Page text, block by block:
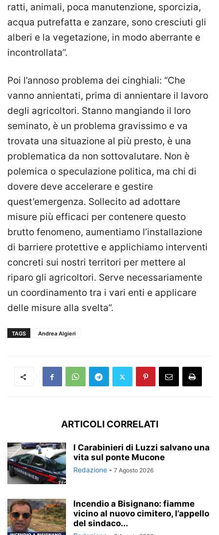
ratti, animali, poca manutenzione, sporcizia,
acqua putrefatta e zanzare, sono cresciuti gli
alberi e la vegetazione, in modo aberrante e
incontrollata”.
Poi l’annoso problema dei cinghiali: “Che
vanno annientati, prima di annientare il lavoro
degli agricoltori. Stanno mangiando il loro
seminato, è un problema gravissimo e va
trovata una situazione al più presto, è una
problematica da non sottovalutare. Non è
polemica o speculazione politica, ma chi di
dovere deve accelerare e gestire
quest’emergenza. Sollecito ad adottare
misure più efficaci per contenere questo
brutto fenomeno, aumentiamo l’installazione
di barriere protettive e applichiamo interventi
concreti sui nostri territori per mettere al
riparo gli agricoltori. Serve necessariamente
un coordinamento tra i vari enti e applicare
delle misure alla svelta”.
TAGS Andrea Algieri
ARTICOLI CORRELATI
I Carabinieri di Luzzi salvano una
vita sul ponte Mucone
Redazione - 7 Agosto 2026
Incendio a Bisignano: fiamme
vicino al nuovo cimitero, l’appello
del sindaco...